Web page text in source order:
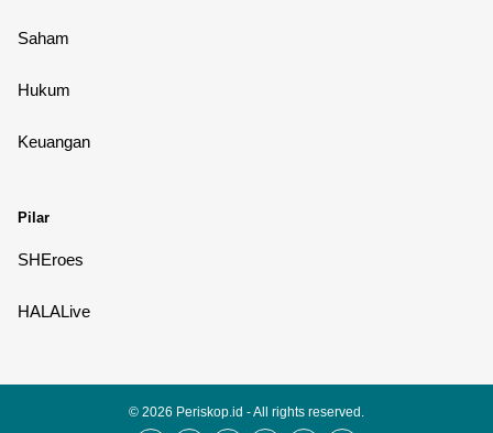
Saham
Hukum
Keuangan
Pilar
SHEroes
HALALive
© 2026 Periskop.id - All rights reserved.